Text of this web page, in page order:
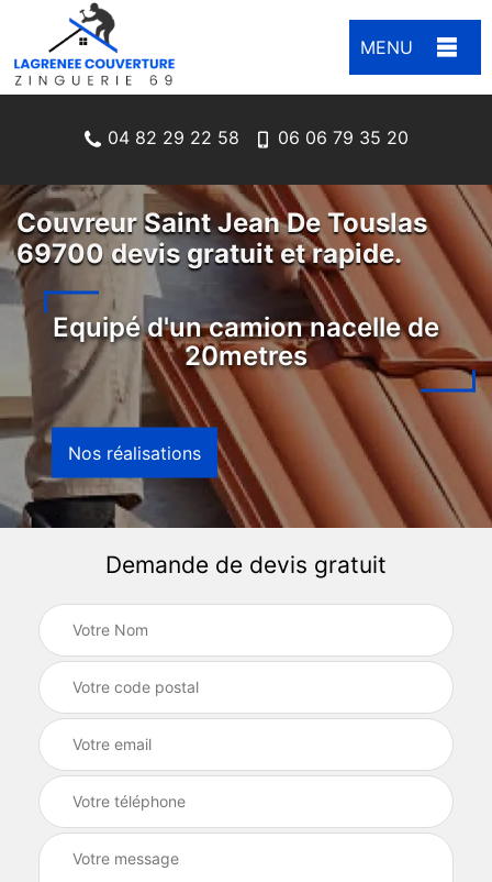
MENU
04 82 29 22 58 06 06 79 35 20
Couvreur Saint Jean De Touslas
69700 devis gratuit et rapide.
Equipé d'un camion nacelle de
20metres
Nos réalisations
Demande de devis gratuit